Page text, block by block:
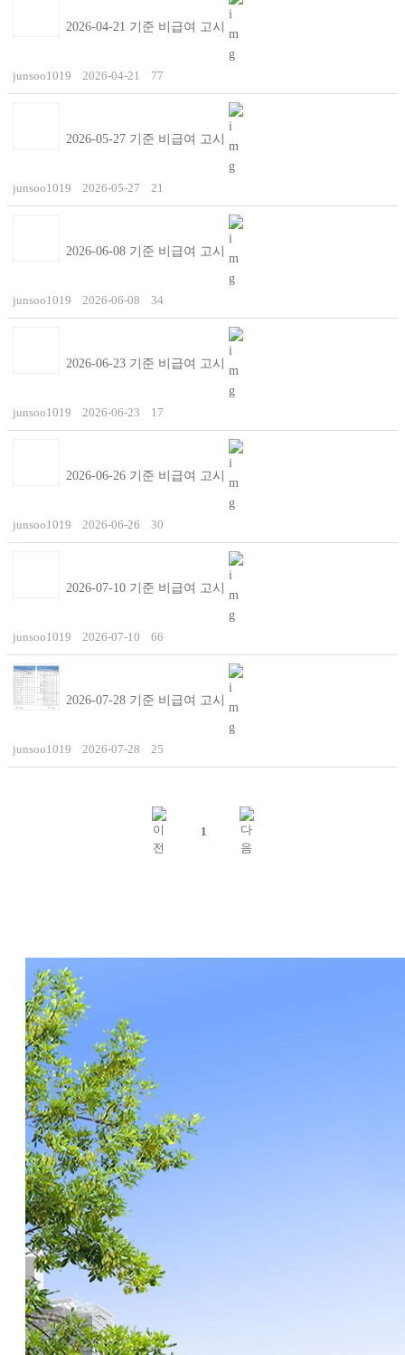
2026-04-21 기준 비급여 고시
junsoo1019 2026-04-21 77
2026-05-27 기준 비급여 고시
junsoo1019 2026-05-27 21
2026-06-08 기준 비급여 고시
junsoo1019 2026-06-08 34
2026-06-23 기준 비급여 고시
junsoo1019 2026-06-23 17
2026-06-26 기준 비급여 고시
junsoo1019 2026-06-26 30
2026-07-10 기준 비급여 고시
junsoo1019 2026-07-10 66
2026-07-28 기준 비급여 고시
junsoo1019 2026-07-28 25
1